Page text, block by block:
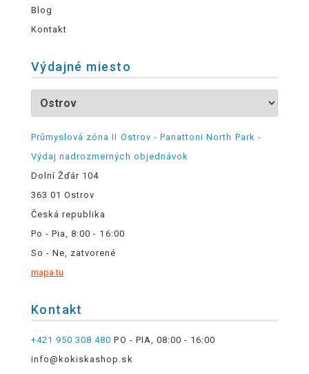
Blog
Kontakt
Výdajné miesto
Průmyslová zóna II Ostrov - Panattoni North Park -
Výdaj nadrozmerných objednávok
Dolní Žďár 104
363 01 Ostrov
Česká republika
Po - Pia, 8:00 - 16:00
So - Ne, zatvorené
mapa tu
Kontakt
+421 950 308 480 PO - PIA, 08:00 - 16:00
info@kokiskashop.sk